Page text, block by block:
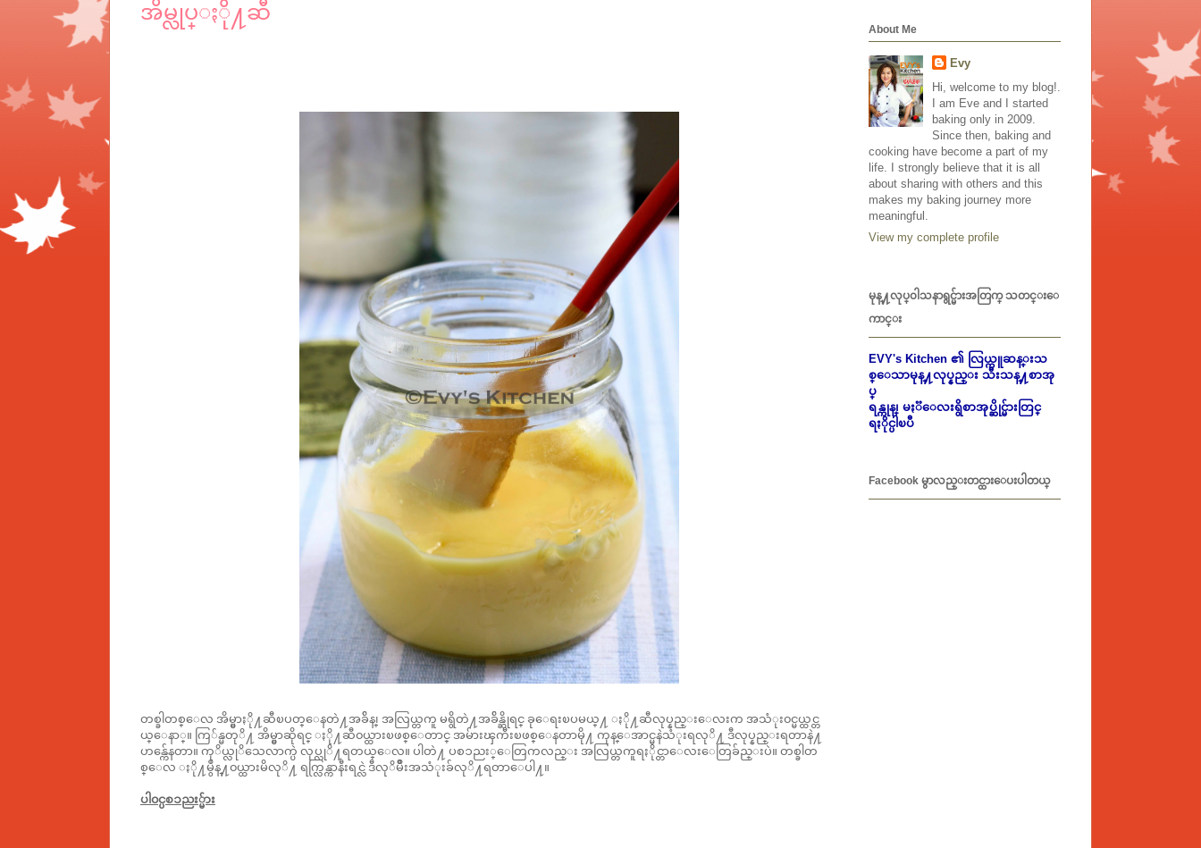
အိမ္လုပ္ႏို႔ဆီ
တစ္ခါတစ္ေလ အိမ္မွာႏို႔ဆီၿပတ္ေနတဲ႔အခ်ိန္၊ အလြယ္တကူ မရွိတဲ႔အခ်ိန္ဆိုရင္ ခုေရးၿပမယ္႔ ႏို႔ဆီလုပ္နည္းေလးက အသံုး၀င္မယ္ထင္တ
ယ္ေနာ္။ ကြ်န္မတုိ႔ အိမ္မွာဆိုရင္ ႏို႔ဆီ၀ယ္ထားၿဖစ္ေတာင္ အမ်ားၾကီးၿဖစ္ေနတာမို႔ ကုန္ေအာင္မနဲသံုးရလုိ႔ ဒီလုပ္နည္းရတာနဲ႔
ဟန္က်ေနတာ။ ကုိယ္လုိသေလာက္ပဲ လုပ္လုိ႔ရတယ္ေလ။ ပါတဲ႔ ပစၥညး္ေတြကလည္း အလြယ္တကူရႏိုင္တာေလးေတြခ်ည္းပဲ။ တစ္ခါတ
စ္ေလ ႏို႔မွဳန္႔၀ယ္ထားမိလုိ႔ ရက္လြန္ကာနီးရင္လဲ ဒီလုိမ်ိဳးအသံုးခ်လုိ႔ရတာေပါ႔။
ပါ၀င္ပစၥညး္မ်ား
About Me
Evy
Hi, welcome to my blog!.
I am Eve and I started
baking only in 2009.
Since then, baking and
cooking have become a part of my
life. I strongly believe that it is all
about sharing with others and this
makes my baking journey more
meaningful.
View my complete profile
မုန္႔လုပ္၀ါသနာရွင္မ်ားအတြက္ သတင္းေ
ကာင္း
EVY's Kitchen ၏ လြယ္ကူဆန္းသ
စ္ေသာမုန္႔လုပ္နည္း သီးသန္႔စာအု
ပ္
ရန္ကုန္၊ မႏၱေလးရွိစာအုပ္ဆိုင္မ်ားတြင္
ရႏိုင္ပါၿပီ
Facebook မွာလည္းတင္ထားေပးပါတယ္